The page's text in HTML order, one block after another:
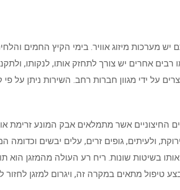
יש מערכות מיזוג אוויר. בימי הקיץ החמים
אחרים יש צורך לתחזק אותו, לנקותו,
על ידי מגוון חברות רחב. השירות ניתן על
החיצוניים אשר מתמלאים אבק המונע זרימת
ולעיתים, גופים זרים, עלים יבשים וכדומה
אותו בשיטות שונות. ריח רע העולה מהמזגן הוא
מתאים במקרה זה, ויגרום למזגן לחזור